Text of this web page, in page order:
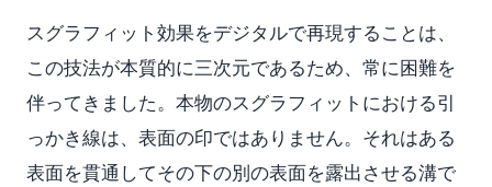
スグラフィット効果をデジタルで再現することは、
この技法が本質的に三次元であるため、常に困難を
伴ってきました。本物のスグラフィットにおける引
っかき線は、表面の印ではありません。それはある
表面を貫通してその下の別の表面を露出させる溝で